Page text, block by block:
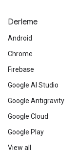
Derleme
Android
Chrome
Firebase
Google AI Studio
Google Antigravity
Google Cloud
Google Play
View all